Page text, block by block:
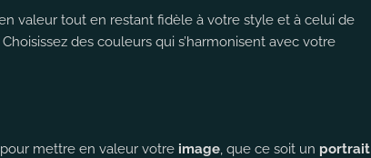
valeur tout en restant fidèle à votre style et à celui de
des couleurs qui s’harmonisent avec votre
mettre en valeur votre image, que ce soit un portrait